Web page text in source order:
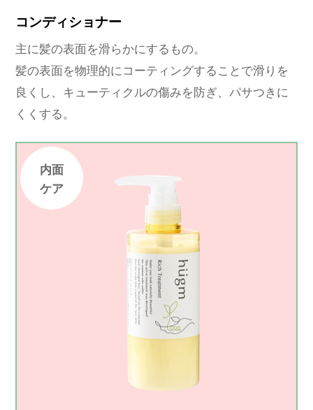
コンディショナー
主に髪の表面を滑らかにするもの。
髪の表面を物理的にコーティングすることで滑りを
良くし、キューティクルの傷みを防ぎ、パサつきに
くくする。